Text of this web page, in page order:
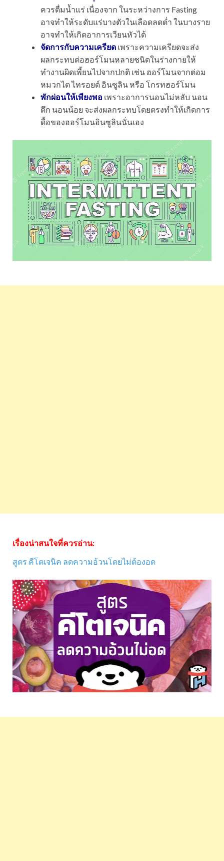
ควรดื่มน้ำแร่ เนื่องจาก ในระหว่างการ Fasting
อาจทำให้ระดับแร่บางตัวในเลือดลดต่ำ ในบางราย
อาจทำให้เกิดอาการเวียนหัวได้
จัดการกับความเครียด เพราะความเครียดจะส่ง
ผลกระทบต่อฮอร์โมนหลายชนิดในร่างกายให้
ทำงานผิดเพี้ยนไปจากปกติ เช่น ฮอร์โมนจากต่อม
หมวกไต ไทรอยด์ อินซูลิน หรือ โกรทฮอร์โมน
พักผ่อนให้เพียงพอ เพราะอาการนอนไม่หลับ นอน
ดึก นอนน้อย จะส่งผลกระทบโดยตรงทำให้เกิดการ
ดื้อของฮอร์โมนอินซูลินนั่นเอง
เรื่องน่าสนใจที่ควรอ่าน:
สูตร คีโตเจนิค ลดความอ้วนโดยไม่ต้องอด